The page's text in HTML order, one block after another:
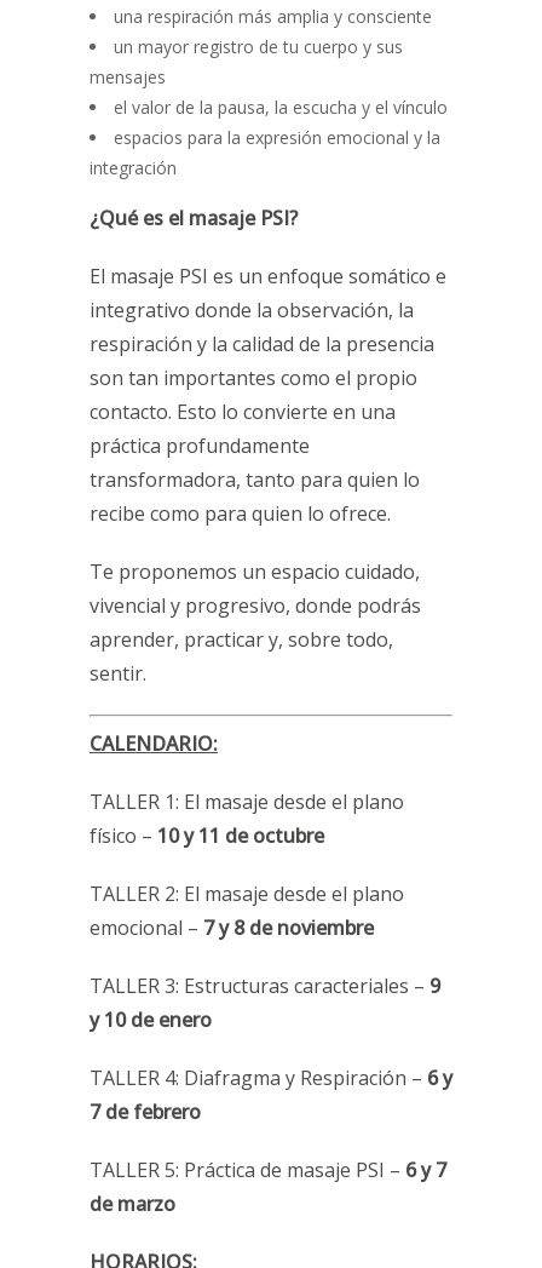
una respiración más amplia y consciente
un mayor registro de tu cuerpo y sus
mensajes
el valor de la pausa, la escucha y el vínculo
espacios para la expresión emocional y la
integración
¿Qué es el masaje PSI?
El masaje PSI es un enfoque somático e
integrativo donde la observación, la
respiración y la calidad de la presencia
son tan importantes como el propio
contacto. Esto lo convierte en una
práctica profundamente
transformadora, tanto para quien lo
recibe como para quien lo ofrece.
Te proponemos un espacio cuidado,
vivencial y progresivo, donde podrás
aprender, practicar y, sobre todo,
sentir.
CALENDARIO:
TALLER 1: El masaje desde el plano
físico – 10 y 11 de octubre
TALLER 2: El masaje desde el plano
emocional – 7 y 8 de noviembre
TALLER 3: Estructuras caracteriales – 9
y 10 de enero
TALLER 4: Diafragma y Respiración – 6 y
7 de febrero
TALLER 5: Práctica de masaje PSI – 6 y 7
de marzo
HORARIOS: